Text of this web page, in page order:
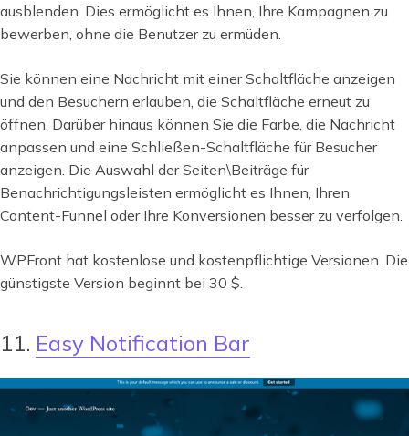
ausblenden. Dies ermöglicht es Ihnen, Ihre Kampagnen zu
bewerben, ohne die Benutzer zu ermüden.
Sie können eine Nachricht mit einer Schaltfläche anzeigen
und den Besuchern erlauben, die Schaltfläche erneut zu
öffnen. Darüber hinaus können Sie die Farbe, die Nachricht
anpassen und eine Schließen-Schaltfläche für Besucher
anzeigen. Die Auswahl der Seiten\Beiträge für
Benachrichtigungsleisten ermöglicht es Ihnen, Ihren
Content-Funnel oder Ihre Konversionen besser zu verfolgen.
WPFront hat kostenlose und kostenpflichtige Versionen. Die
günstigste Version beginnt bei 30 $.
11. Easy Notification Bar